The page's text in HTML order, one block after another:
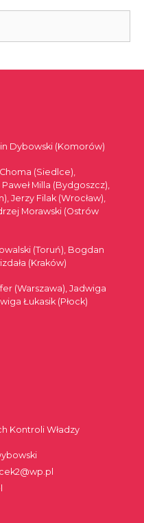
Dybowski (Komorów)
(Siedlce),
Milla (Bydgoszcz),
Jerzy Filak (Wrocław),
Morawski (Ostrów
(Toruń), Bogdan
(Kraków)
(Warszawa), Jadwiga
Łukasik (Płock)
Kontroli Władzy